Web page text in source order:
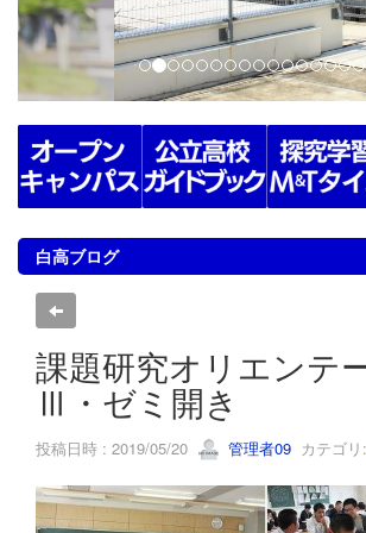
白高ブログ
課題研究オリエンテ
Ⅲ・ゼミ開き
投稿日時 : 2019/05/20 管理者09 カテゴリ: